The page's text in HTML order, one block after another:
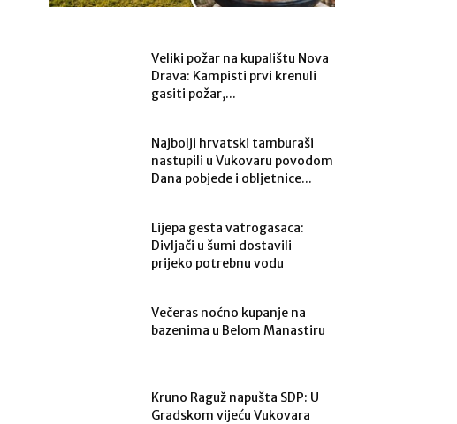
Veliki požar na kupalištu Nova
Drava: Kampisti prvi krenuli
gasiti požar,...
Najbolji hrvatski tamburaši
nastupili u Vukovaru povodom
Dana pobjede i obljetnice...
Lijepa gesta vatrogasaca:
Divljači u šumi dostavili
prijeko potrebnu vodu
Večeras noćno kupanje na
bazenima u Belom Manastiru
Kruno Raguž napušta SDP: U
Gradskom vijeću Vukovara